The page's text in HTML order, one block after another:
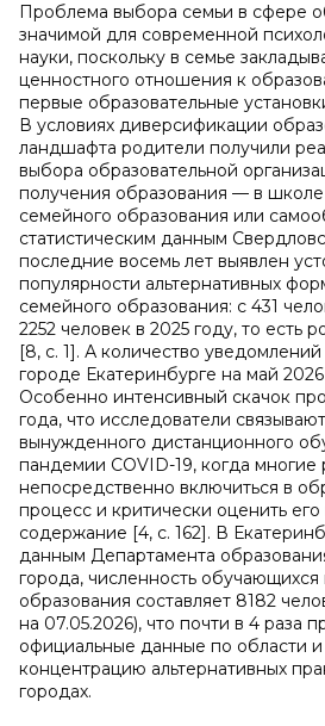
Проблема выбора семьи в сфере
значимой для современной
науки, поскольку в семье
ценностного отношения к
первые образовательные
В условиях диверсификации
ландшафта родители получили
выбора образовательной
получения образования — в
семейного образования или
статистическим данным
последние восемь лет выявлен
популярности альтернативных
семейного образования: с 431
2252 человек в 2025 году, то есть
[8, с. 1]. А количество
городе Екатеринбурге на май 2026
Особенно интенсивный скачок
года, что исследователи
вынужденного дистанционного
пандемии COVID-19, когда многие
непосредственно включиться в
процесс и критически оценить его
содержание [4, с. 162]. В
данным Департамента
города, численность
образования составляет 8182
на 07.05.2026), что почти в 4 раза
официальные данные по области
концентрацию альтернативных
городах.